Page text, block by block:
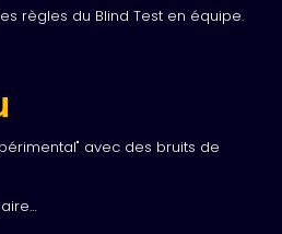
règles du Blind Test en équipe.
avec des bruits de